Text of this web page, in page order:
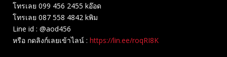
โทรเลย 099 456 2455 kอ๊อด
โทรเลย 087 558 4842 kพิม
Line id : @aod456
หรือ กดลิงก์เลยเข้าไลน์ : https://lin.ee/roqRI8K